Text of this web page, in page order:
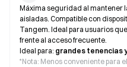
Máxima seguridad al mantener
aisladas. Compatible con
Tangem. Ideal para usuarios
frente al acceso frecuente.
Ideal para: grandes tenencias
*Nota: Menos conveniente para